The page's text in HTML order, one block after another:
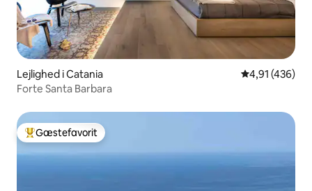
Lejlighed i Catania 4,91 ud af 5 i
4,91 (436)
Forte Santa Barbara
Bedste gæstefavorit
Gæstefavorit